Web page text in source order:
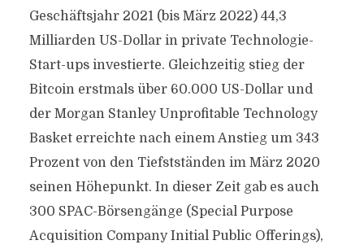
Geschäftsjahr 2021 (bis März 2022) 44,3
Milliarden US-Dollar in private Technologie-
Start-ups investierte. Gleichzeitig stieg der
Bitcoin erstmals über 60.000 US-Dollar und
der Morgan Stanley Unprofitable Technology
Basket erreichte nach einem Anstieg um 343
Prozent von den Tiefstständen im März 2020
seinen Höhepunkt. In dieser Zeit gab es auch
300 SPAC-Börsengänge (Special Purpose
Acquisition Company Initial Public Offerings),